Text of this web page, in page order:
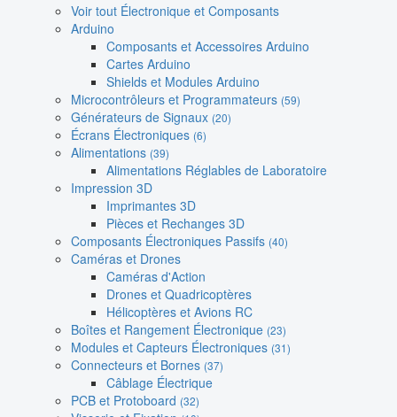
Voir tout Électronique et Composants
Arduino
Composants et Accessoires Arduino
Cartes Arduino
Shields et Modules Arduino
Microcontrôleurs et Programmateurs (59)
Générateurs de Signaux (20)
Écrans Électroniques (6)
Alimentations (39)
Alimentations Réglables de Laboratoire
Impression 3D
Imprimantes 3D
Pièces et Rechanges 3D
Composants Électroniques Passifs (40)
Caméras et Drones
Caméras d'Action
Drones et Quadricoptères
Hélicoptères et Avions RC
Boîtes et Rangement Électronique (23)
Modules et Capteurs Électroniques (31)
Connecteurs et Bornes (37)
Câblage Électrique
PCB et Protoboard (32)